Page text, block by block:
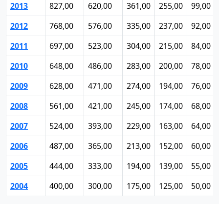
2013
827,00 620,00 361,00 255,00
99,00
2012
768,00 576,00 335,00 237,00
92,00
2011
697,00 523,00 304,00 215,00
84,00
2010
648,00 486,00 283,00 200,00
78,00
2009
628,00 471,00 274,00 194,00
76,00
2008
561,00 421,00 245,00 174,00
68,00
2007
524,00 393,00 229,00 163,00
64,00
2006
487,00 365,00 213,00 152,00
60,00
2005
444,00 333,00 194,00 139,00
55,00
2004
400,00 300,00 175,00 125,00 50,00